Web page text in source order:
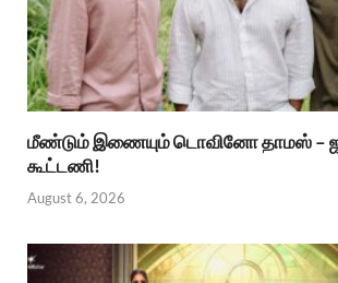
மீண்டும் இணையும் டொவினோ தாமஸ் –
கூட்டணி!
August 6, 2026